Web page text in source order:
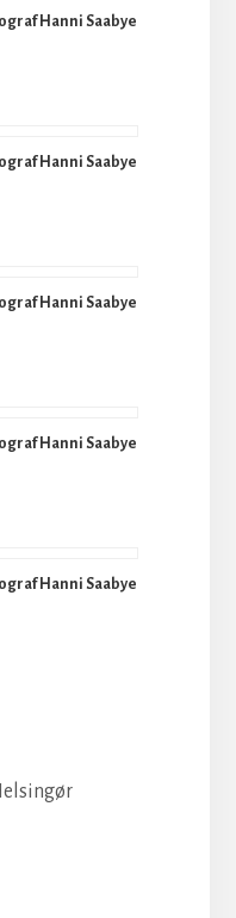
Hanni Saabye
Hanni Saabye
Hanni Saabye
Hanni Saabye
Hanni Saabye